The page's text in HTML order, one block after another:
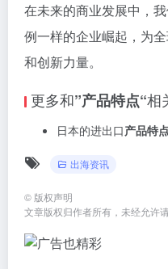
在未来的商业发展中，
例一样的企业崛起，为
和创新力量。
更多和”产品特点“相
日本的进出口产品特
出海资讯
© 版权声明
文章版权归作者所有，未经允许请